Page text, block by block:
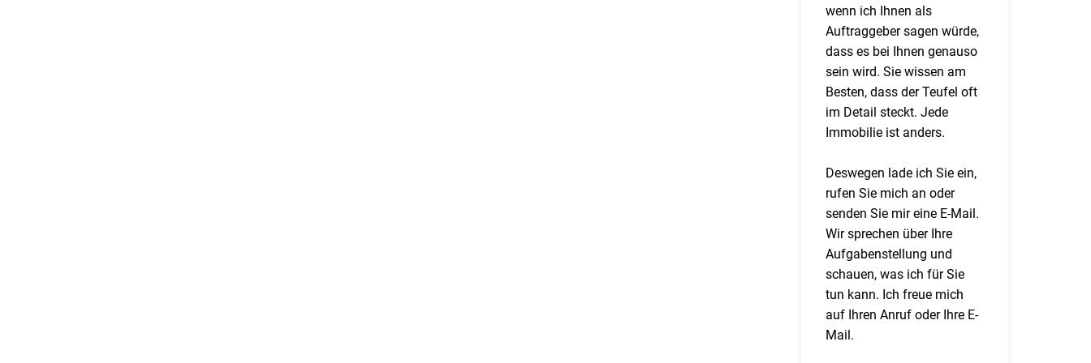
wenn ich Ihnen als
Auftraggeber sagen würde,
dass es bei Ihnen genauso
sein wird. Sie wissen am
Besten, dass der Teufel oft
im Detail steckt. Jede
Immobilie ist anders.
Deswegen lade ich Sie ein,
rufen Sie mich an oder
senden Sie mir eine E-Mail.
Wir sprechen über Ihre
Aufgabenstellung und
schauen, was ich für Sie
tun kann. Ich freue mich
auf Ihren Anruf oder Ihre E-
Mail.